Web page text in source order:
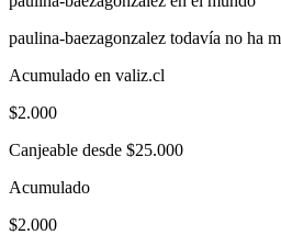
paulina-baezagonzalez todavía no ha
Acumulado en valiz.cl
$2.000
Canjeable desde $25.000
Acumulado
$2.000